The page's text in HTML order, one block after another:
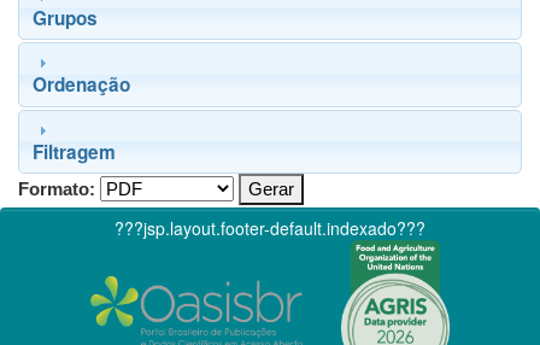
Grupos
Ordenação
Filtragem
Formato:
???jsp.layout.footer-default.indexado???